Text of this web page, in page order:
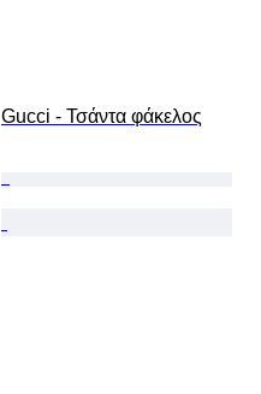
Gucci - Τσάντα φάκελος